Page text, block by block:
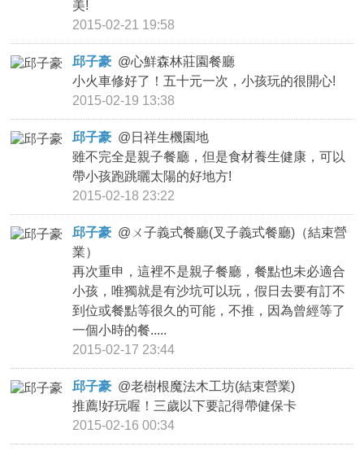
美!
2015-02-21 19:58
邱子豪 @心鮮森林莊園餐廳
小火車修好了！五十元一次，小孩玩的很開心!
2015-02-19 13:38
邱子豪 @ 日祥生機園地
雖不完全是親子餐廳，但是食材養生健康，可以
帶小孩跑跳曬太陽的好地方!
2015-02-18 23:22
邱子豪 @ ㄨ子義式餐廳(叉子義式餐廳)（結束營
業）
再次重申，這裡不是親子餐廳，餐點也未必適合
小孩，唯獨就是有沙坑可以玩，假日去要有訂不
到位或餐點等很久的可能，不推，因為曾經等了
一個小時的餐.....
2015-02-17 23:44
邱子豪 @老樹根魔法木工坊(結束營業)
推薦!好玩喔！三歲以下要記得帶健保卡
2015-02-16 00:34